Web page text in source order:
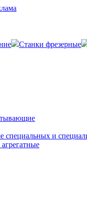
Станки фрезерные
специальных и